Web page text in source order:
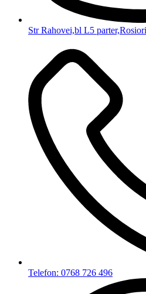
Str Rahovei,bl L5
Telefon: 0768 726 496